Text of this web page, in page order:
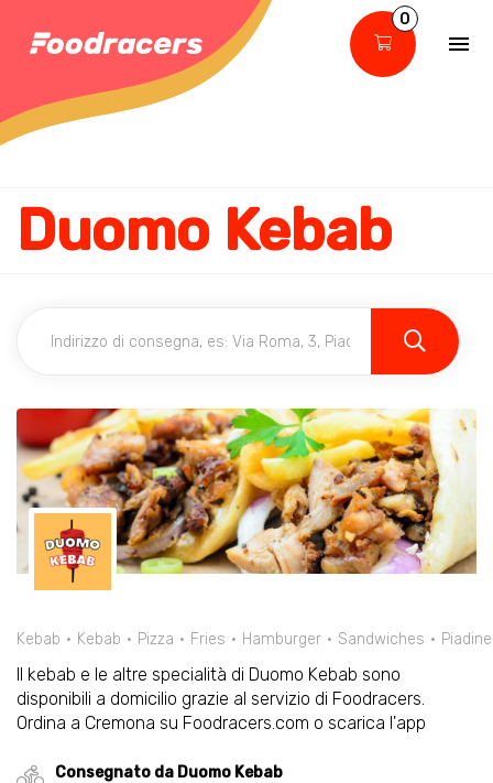
0
Duomo Kebab
Kebab Kebab Pizza Fries Hamburger Sandwiches Piadine
Il kebab e le altre specialità di Duomo Kebab sono
disponibili a domicilio grazie al servizio di Foodracers.
Ordina a Cremona su Foodracers.com o scarica l'app
Consegnato da Duomo Kebab